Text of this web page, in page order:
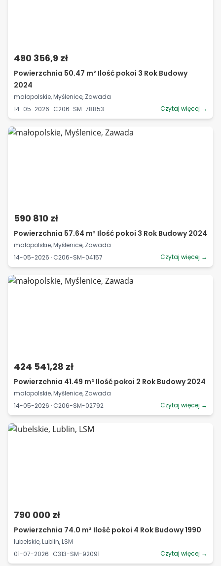
490 356,9 zł
Powierzchnia 50.47 m² Ilość pokoi 3 Rok Budowy
2024
małopolskie, Myślenice, Zawada
14-05-2026 · C206-SM-78853
Czytaj więcej →
590 810 zł
Powierzchnia 57.64 m² Ilość pokoi 3 Rok Budowy 2024
małopolskie, Myślenice, Zawada
14-05-2026 · C206-SM-04157
Czytaj więcej →
424 541,28 zł
Powierzchnia 41.49 m² Ilość pokoi 2 Rok Budowy 2024
małopolskie, Myślenice, Zawada
14-05-2026 · C206-SM-02792
Czytaj więcej →
790 000 zł
Powierzchnia 74.0 m² Ilość pokoi 4 Rok Budowy 1990
lubelskie, Lublin, LSM
01-07-2026 · C313-SM-92091
Czytaj więcej →